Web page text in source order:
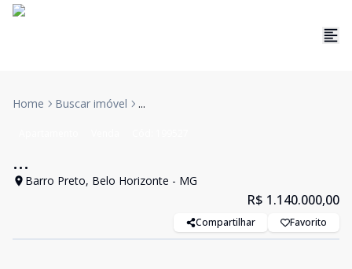
Home Buscar imóvel ...
...
Barro Preto, Belo Horizonte - MG
R$ 1.140.000,00
Compartilhar Favorito